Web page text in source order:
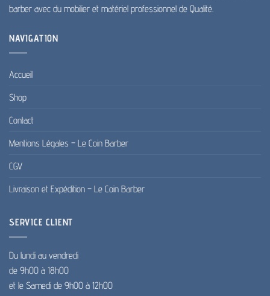
barber avec du mobilier et matériel professionnel de Qualité.
NAVIGATION
Accueil
Shop
Contact
Mentions Légales – Le Coin Barber
CGV
Livraison et Expédition – Le Coin Barber
SERVICE CLIENT
Du lundi au vendredi
de 9h00 à 18h00
et le Samedi de 9h00 à 12h00